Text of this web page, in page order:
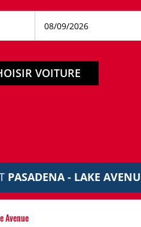
VOITURE
PASADENA - LAKE
Avenue